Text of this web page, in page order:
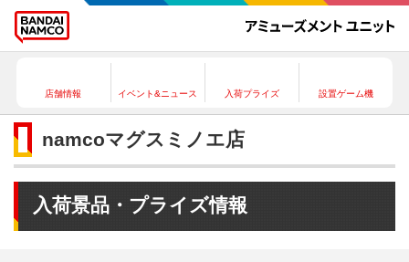
店舗情報 イベント&ニュース 入荷プライズ 設置ゲーム機
namcoマグスミノエ店
入荷景品・プライズ情報